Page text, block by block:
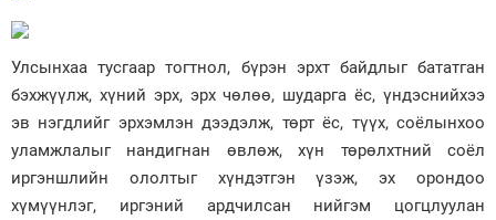
Улсынхаа тусгаар тогтнол, бүрэн эрхт байдлыг бататган
бэхжүүлж, хүний эрх, эрх чөлөө, шударга ёс, үндэснийхээ
эв нэгдлийг эрхэмлэн дээдэлж, төрт ёс, түүх, соёлынхоо
уламжлалыг нандигнан өвлөж, хүн төрөлхтний соёл
иргэншлийн ололтыг хүндэтгэн үзэж, эх орондоо
хүмүүнлэг, иргэний ардчилсан нийгэм цогцлуулан